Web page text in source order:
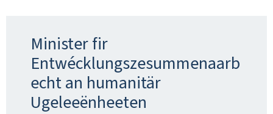
Minister fir
Entwécklungszesummenaarb
echt an humanitär
Ugeleeënheeten